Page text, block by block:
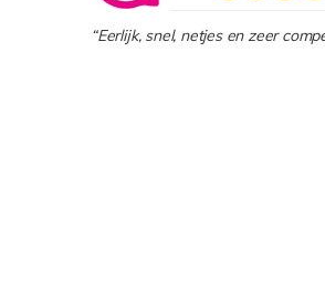
“Eerlijk, snel, netjes en zeer